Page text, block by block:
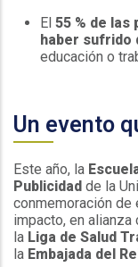
El 55 % de las
haber sufrido
educación o
Un evento
Este año, la
Publicidad de la
conmemoración de
impacto, en alianza
la Liga de Salud
la Embajada del